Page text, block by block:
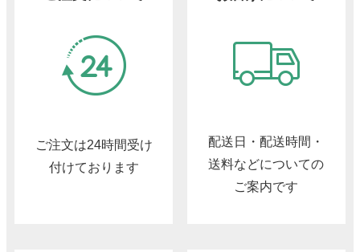
ご注文は24時間受け
付けております
配送日・配送時間・
送料などについての
ご案内です